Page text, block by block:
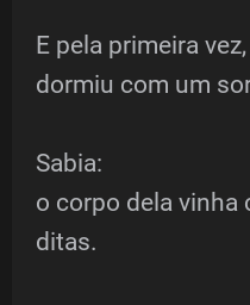
E pela primeira
dormiu com um
Sabia:
o corpo dela vinha
ditas.